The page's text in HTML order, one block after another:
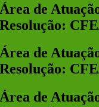
Área de
Resolução:
Área de
Resolução:
Área de